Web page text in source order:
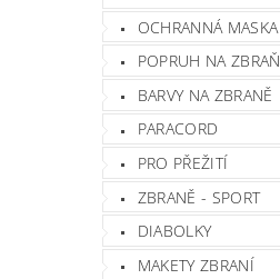
OCHRANNÁ MASKA
POPRUH NA ZBRAŇ
BARVY NA ZBRANĚ
PARACORD
PRO PŘEŽITÍ
ZBRANĚ - SPORT
DIABOLKY
MAKETY ZBRANÍ